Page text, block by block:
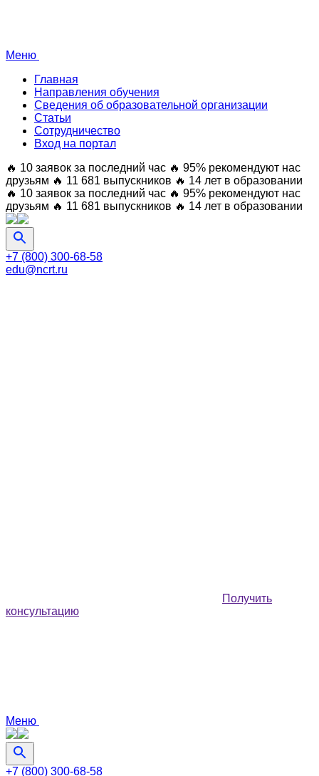
Меню
Главная
Направления обучения
Сведения об образовательной организации
Статьи
Сотрудничество
Вход на портал
🔥 10 заявок за последний час 🔥 95% рекомендуют нас
друзьям 🔥 11 681 выпускников 🔥 14 лет в образовании
🔥 10 заявок за последний час 🔥 95% рекомендуют нас
друзьям 🔥 11 681 выпускников 🔥 14 лет в образовании
+7 (800) 300-68-58
edu@ncrt.ru
Получить
консультацию
Меню
+7 (800) 300-68-58